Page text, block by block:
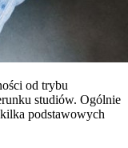
od trybu
studiów. Ogólnie
podstawowych